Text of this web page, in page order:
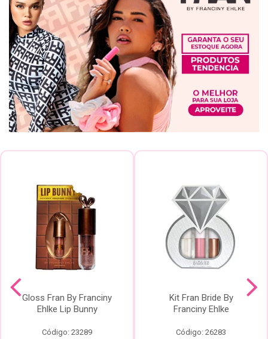
Gloss Fran By Franciny
Ehlke Lip Bunny
Código: 23289
Kit Fran Bride By
Franciny Ehlke
Código: 26283